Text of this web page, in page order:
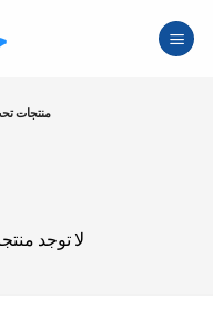
للمحتوى
منتجات
لا توجد